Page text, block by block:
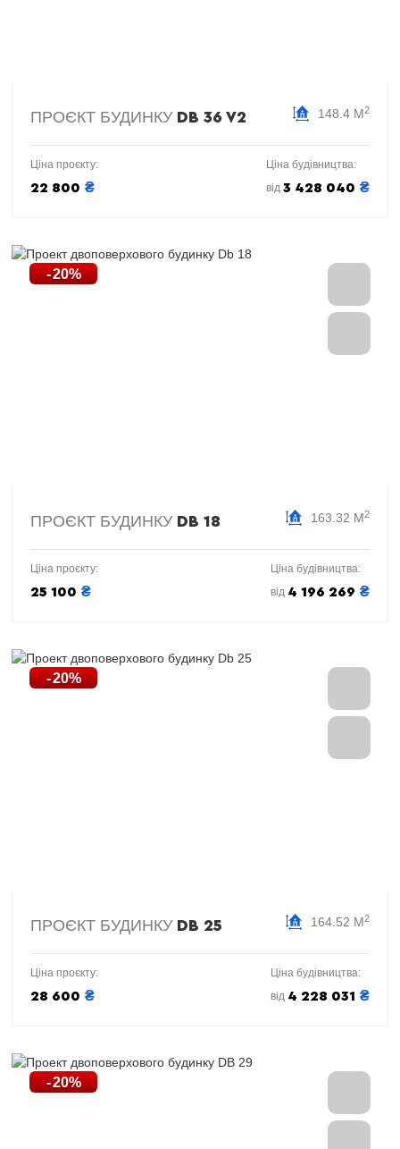
ПРОЄКТ БУДИНКУ DB 36 V2 148.4 М2
Ціна проєкту:
22 800 ₴
Ціна будівництва:
від 3 428 040 ₴
ПРОЄКТ БУДИНКУ DB 18 163.32 М2
Ціна проєкту:
25 100 ₴
Ціна будівництва:
від 4 196 269 ₴
ПРОЄКТ БУДИНКУ DB 25 164.52 М2
Ціна проєкту:
28 600 ₴
Ціна будівництва:
від 4 228 031 ₴